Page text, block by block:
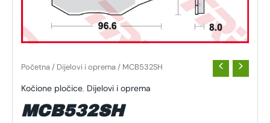
Početna / Dijelovi i oprema / MCB532SH
Kočione pločice, Dijelovi i oprema
MCB532SH